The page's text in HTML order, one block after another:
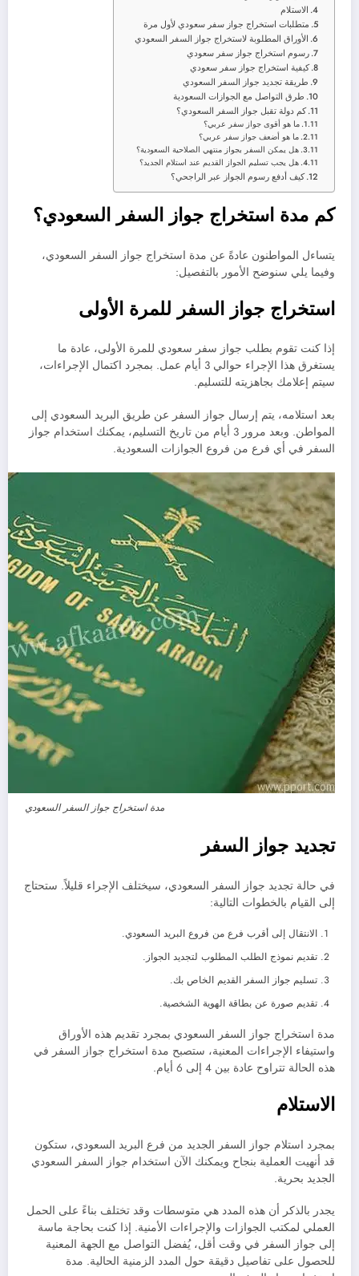
الاستلام
متطلبات استخراج جواز سفر سعودي لأول مرة
الأوراق المطلوبة لاستخراج جواز السفر السعودي
رسوم استخراج جواز سفر سعودي
كيفية استخراج جواز سفر سعودي
طريقة تجديد جواز السفر السعودي
طرق التواصل مع الجوازات السعودية
كم دولة تقبل جواز السفر السعودي؟
ما هو أقوى جواز سفر عربي؟
ما هو أضعف جواز سفر عربي؟
هل يمكن السفر بجواز منتهي الصلاحية السعودية؟
هل يجب تسليم الجواز القديم عند استلام الجديد؟
كيف أدفع رسوم الجواز عبر الراجحي؟
كم مدة استخراج جواز السفر السعودي؟
يتساءل المواطنون عادةً عن مدة استخراج جواز السفر السعودي،
وفيما يلي سنوضح الأمور بالتفصيل:
استخراج جواز السفر للمرة الأولى
إذا كنت تقوم بطلب جواز سفر سعودي للمرة الأولى، عادة ما
يستغرق هذا الإجراء حوالي 3 أيام عمل. بمجرد اكتمال الإجراءات،
سيتم إعلامك بجاهزيته للتسليم.
بعد استلامه، يتم إرسال جواز السفر عن طريق البريد السعودي إلى
المواطن. وبعد مرور 3 أيام من تاريخ التسليم، يمكنك استخدام جواز
السفر في أي فرع من فروع الجوازات السعودية.
مدة استخراج جواز السفر السعودي
تجديد جواز السفر
في حالة تجديد جواز السفر السعودي، سيختلف الإجراء قليلاً. ستحتاج
إلى القيام بالخطوات التالية:
الانتقال إلى أقرب فرع من فروع البريد السعودي.
تقديم نموذج الطلب المطلوب لتجديد الجواز.
تسليم جواز السفر القديم الخاص بك.
تقديم صورة عن بطاقة الهوية الشخصية.
مدة استخراج جواز السفر السعودي بمجرد تقديم هذه الأوراق
واستيفاء الإجراءات المعنية، ستصبح مدة استخراج جواز السفر في
هذه الحالة تتراوح عادة بين 4 إلى 6 أيام.
الاستلام
بمجرد استلام جواز السفر الجديد من فرع البريد السعودي، ستكون
قد أنهيت العملية بنجاح ويمكنك الآن استخدام جواز السفر السعودي
الجديد بحرية.
يجدر بالذكر أن هذه المدد هي متوسطات وقد تختلف بناءً على الحمل
العملي لمكتب الجوازات والإجراءات الأمنية. إذا كنت بحاجة ماسة
إلى جواز السفر في وقت أقل، يُفضل التواصل مع الجهة المعنية
للحصول على تفاصيل دقيقة حول المدد الزمنية الحالية. مدة